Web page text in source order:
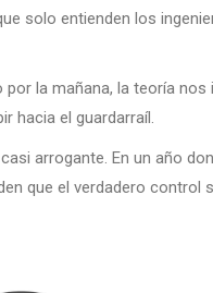
solo entienden los
la mañana, la teoría nos
hacia el guardarraíl.
arrogante. En un año
que el verdadero control